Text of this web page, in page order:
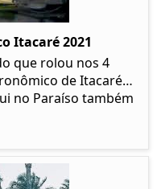
Itacaré 2021
que rolou nos 4
de Itacaré…
no Paraíso também